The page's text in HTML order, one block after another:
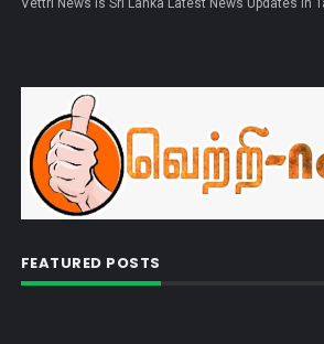
Vettri News is Sri Lanka Latest News Updates in
FEATURED POSTS